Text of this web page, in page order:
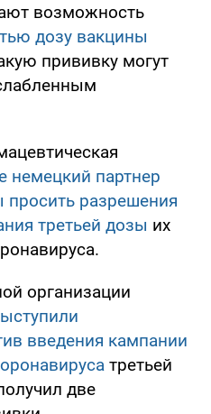
возможность
дозу вакцины
прививку могут
немецкий партнер
просить разрешения
третьей дозы их
организации
введения кампании
третьей
две